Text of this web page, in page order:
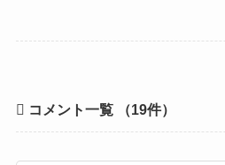
コメント一覧 （19件）